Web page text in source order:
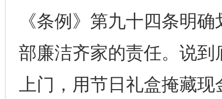
《条例》第九十四条明
部廉洁齐家的责任。说
上门，用节日礼盒掩藏